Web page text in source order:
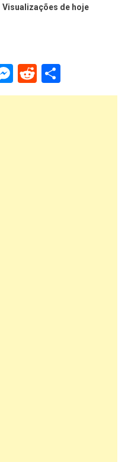
Visualizações de hoje
Messenger
Reddit